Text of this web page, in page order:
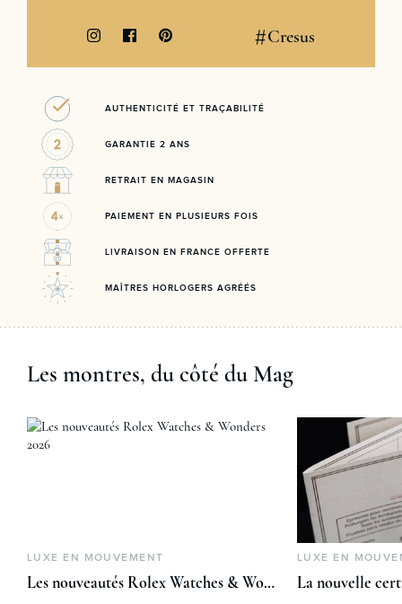
#Cresus
AUTHENTICITÉ ET TRAÇABILITÉ
GARANTIE 2 ANS
RETRAIT EN MAGASIN
PAIEMENT EN PLUSIEURS FOIS
LIVRAISON EN FRANCE OFFERTE
MAÎTRES HORLOGERS AGRÉÉS
Les montres, du côté du Mag
LUXE EN MOUVEMENT
Les nouveautés Rolex Watches & Wonders 2026
LUXE EN
La nouvelle